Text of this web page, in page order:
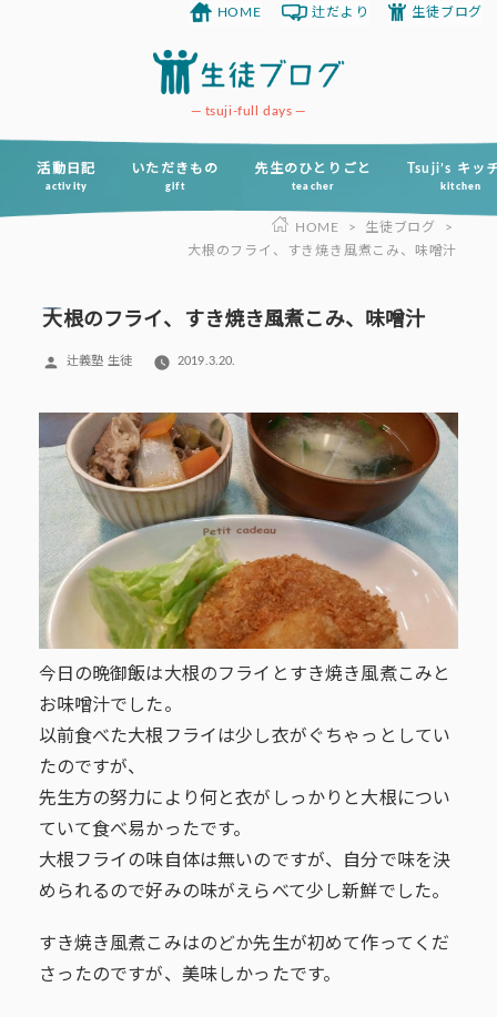
ツ
tsuji-full days
活動日記
activity
いただきもの
gift
先生のひとりごと
teacher
Tsuji’s キッ
kitchen
HOME 辻だより 生徒ブログ
HOME > 生徒ブログ
>
大根のフライ、すき焼き風煮こみ、味噌汁
大根のフライ、すき焼き風煮こみ、味噌汁
投
辻義塾 生徒 2019.3.20.
今日の晩御飯は大根のフライとすき焼き風煮こみと
お味噌汁でした。
以前食べた大根フライは少し衣がぐちゃっとしてい
たのですが、
先生方の努力により何と衣がしっかりと大根につい
ていて食べ易かったです。
大根フライの味自体は無いのですが、自分で味を決
められるので好みの味がえらべて少し新鮮でした。
すき焼き風煮こみはのどか先生が初めて作ってくだ
さったのですが、美味しかったです。